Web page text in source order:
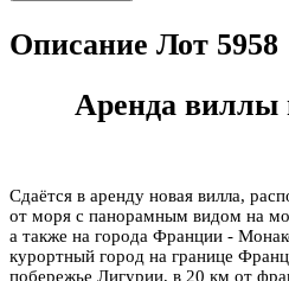
Описание Лот 5958
Аренда виллы
Сдаётся в аренду новая вилла,
от моря с панорамным видом на
а также на города Франции -
курортный город на границе
побережье Лигурии, в 20 км от